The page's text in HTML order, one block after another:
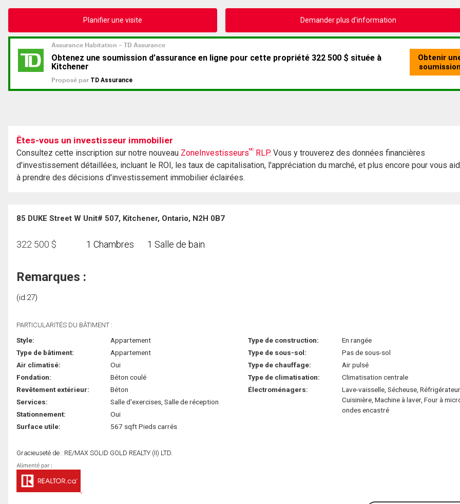
Planifier une visite Demander plus d'information
Êtes-vous un investisseur immobilier
Consultez cette inscription sur notre nouveau ZoneInvestisseursMC RLP. Vous y trouverez des données financières
d'investissement détaillées, incluant le ROI, les taux de capitalisation, l'appréciation du marché, et plus encore pour vous
à prendre des décisions d'investissement immobilier éclairées.
85 DUKE Street W Unit# 507, Kitchener, Ontario, N2H 0B7
322 500 $ 1 Chambres 1 Salle de bain
Remarques :
(id:27)
PARTICULARITÉS DU BÂTIMENT :
Style:
Appartement
Type de bâtiment:
Appartement
Air climatisé:
Oui
Fondation:
Béton coulé
Revêtement extérieur:
Béton
Services:
Salle d'exercises, Salle de réception
Stationnement:
Oui
Surface utile:
567 sqft Pieds carrés
Type de construction:
En rangée
Type de sous-sol:
Pas de sous-sol
Type de chauffage:
Air pulsé
Type de climatisation:
Climatisation centrale
Électroménagers:
Lave-vaisselle, Sécheuse,
Cuisinière, Machine à laver, Four à
ondes encastré
Gracieuseté de : RE/MAX SOLID GOLD REALTY (II) LTD.